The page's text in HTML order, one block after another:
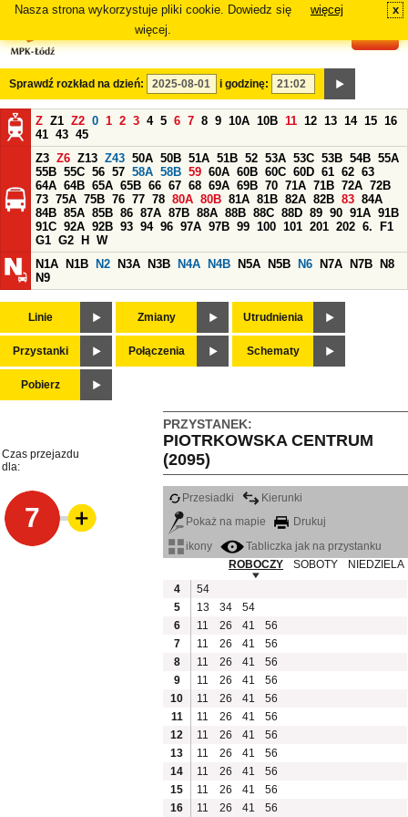
Nasza strona wykorzystuje pliki cookie. Dowiedz się
więcej.
więcej x
Sprawdź rozkład na dzień: i godzinę:
Z Z1 Z2 0 1 2 3 4 5 6 7 8 9 10A 10B 11 12 13 14 15 16
41 43 45
Z3 Z6 Z13 Z43 50A 50B 51A 51B 52 53A 53C 53B 54B 55A
55B 55C 56 57 58A 58B 59 60A 60B 60C 60D 61 62 63
64A 64B 65A 65B 66 67 68 69A 69B 70 71A 71B 72A 72B
73 75A 75B 76 77 78 80A 80B 81A 81B 82A 82B 83 84A
84B 85A 85B 86 87A 87B 88A 88B 88C 88D 89 90 91A 91B
91C 92A 92B 93 94 96 97A 97B 99 100 101 201 202 6.
F1
G1 G2 H
W
N1A
N1B N2 N3A N3B N4A N4B N5A N5B N6 N7A N7B
N8
N9
Linie Zmiany Utrudnienia
Przystanki Połączenia Schematy
Pobierz
PRZYSTANEK:
PIOTRKOWSKA CENTRUM
(2095)
Czas przejazdu
dla:
7
Przesiadki
Kierunki
Pokaż na mapie
Drukuj
ikony
Tabliczka jak na przystanku
ROBOCZY
SOBOTY
NIEDZIELA
4
54
5
13 34
54
6
11 26 41
56
7
11 26 41
56
8
11 26 41
56
9
11 26 41
56
10
11 26 41
56
11
11 26 41
56
12
11 26 41
56
13
11 26 41
56
14
11 26 41
56
15
11 26 41
56
16
11 26 41 56